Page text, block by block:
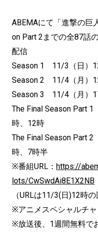
ABEMAにて「進撃の巨
on Part 2までの全87話
配信
Season 1 11/3（日）
Season 2 11/4（月）
Season 3 11/4（月）
The Final Season Part
時、12時
The Final Season Part
時、7時半
※番組URL： https://
lots/CwSwdAi8E1X2NB
（URLは11/3(日)12時の
※アニメスペシャルチ
※放送後、1週間無料で